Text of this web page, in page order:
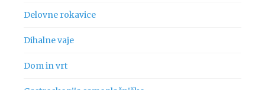
Delovne rokavice
Dihalne vaje
Dom in vrt